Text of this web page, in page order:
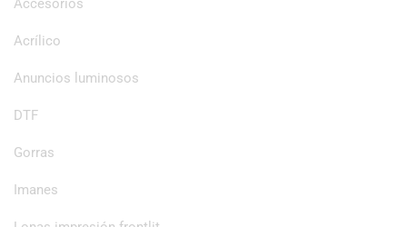
Accesorios
Acrílico
Anuncios luminosos
DTF
Gorras
Imanes